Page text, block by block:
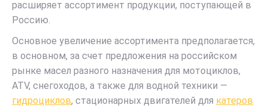
расширяет ассортимент продукции, поступающей в
Россию.
Основное увеличение ассортимента предполагается,
в основном, за счет предложения на российском
рынке масел разного назначения для мотоциклов,
ATV, снегоходов, а также для водной техники —
гидроциклов, стационарных двигателей для катеров